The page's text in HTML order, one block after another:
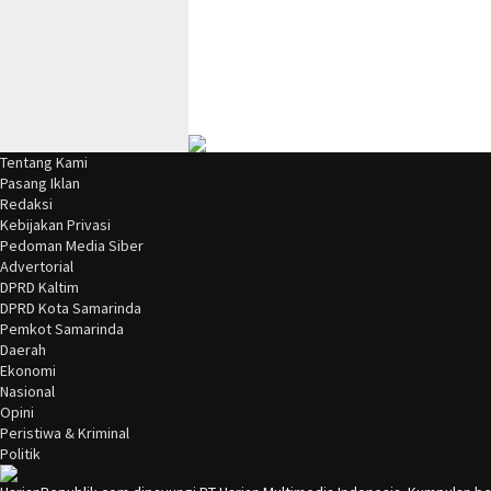
Tentang Kami
Pasang Iklan
Redaksi
Kebijakan Privasi
Pedoman Media Siber
Advertorial
DPRD Kaltim
DPRD Kota Samarinda
Pemkot Samarinda
Daerah
Ekonomi
Nasional
Opini
Peristiwa & Kriminal
Politik